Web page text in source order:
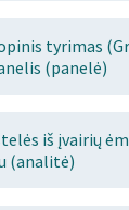
tyrimas
(panelė)
iš įvairių
(analitė)